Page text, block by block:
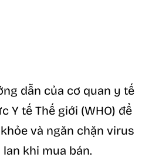
dẫn của cơ quan y tế
Y tế Thế giới (WHO) để
và ngăn chặn virus
lan khi mua bán.